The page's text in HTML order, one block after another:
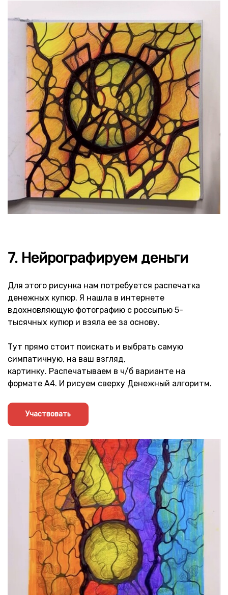
7. Нейрографируем деньги
Для этого рисунка нам потребуется распечатка
денежных купюр. Я нашла в интернете
вдохновляющую фотографию с россыпью 5-
тысячных купюр и взяла ее за основу.
Тут прямо стоит поискать и выбрать самую
симпатичную, на ваш взгляд,
картинку. Распечатываем в ч/б варианте на
формате А4. И рисуем сверху Денежный алгоритм.
Участвовать